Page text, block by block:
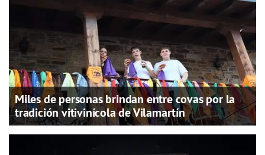
Miles de personas brindan entre covas por la
tradición vitivinícola de Vilamartín